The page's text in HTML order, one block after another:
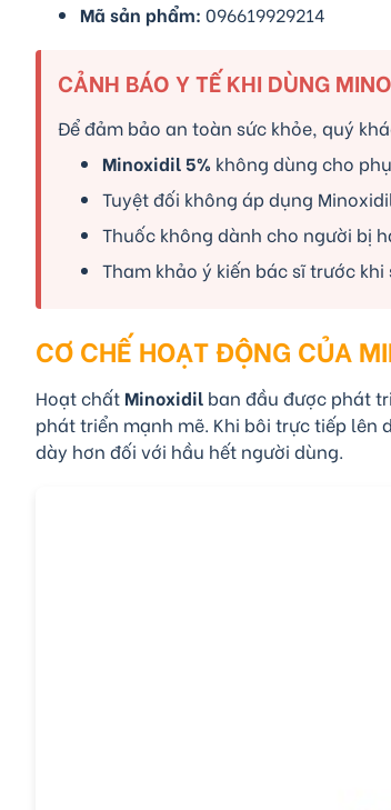
Mã sản phẩm: 096619929214
CẢNH BÁO Y TẾ KHI DÙNG
Để đảm bảo an toàn sức khỏe, quý
Minoxidil 5% không dùng cho
Tuyệt đối không áp dụng
Thuốc không dành cho người bị
Tham khảo ý kiến bác sĩ trước
CƠ CHẾ HOẠT ĐỘNG CỦA
Hoạt chất Minoxidil ban đầu được phát
phát triển mạnh mẽ. Khi bôi trực tiếp
dày hơn đối với hầu hết người dùng.